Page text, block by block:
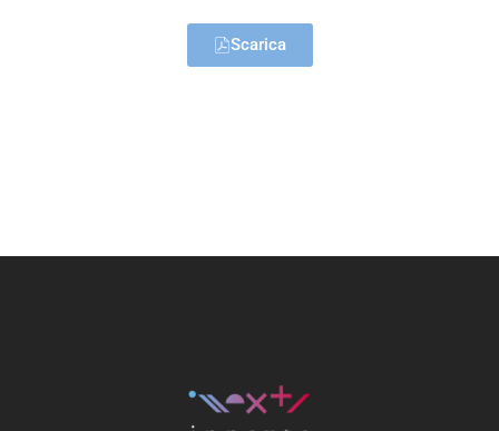
Scarica
Home